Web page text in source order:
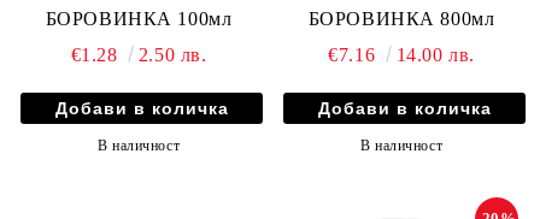
БОРОВИНКА 100мл
€1.28
2.50 лв.
В наличност
БОРОВИНКА 800мл
€7.16
14.00 лв.
В наличност